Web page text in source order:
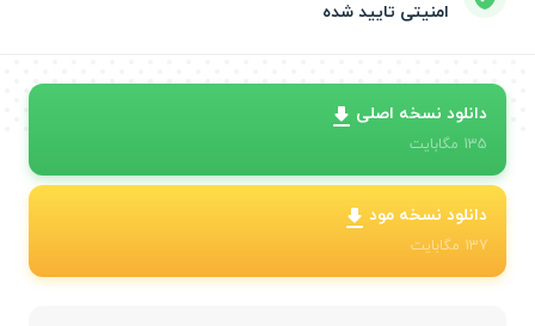
امنیتی تایید شده
دانلود نسخه اصلی
135 مگابایت
دانلود نسخه مود
137 مگابایت